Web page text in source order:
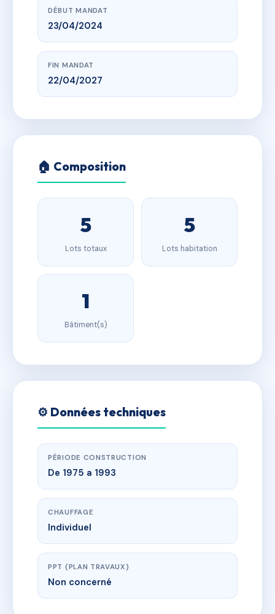
DÉBUT MANDAT
23/04/2024
FIN MANDAT
22/04/2027
🏠 Composition
5
Lots totaux
5
Lots habitation
1
Bâtiment(s)
⚙️ Données techniques
PÉRIODE CONSTRUCTION
De 1975 a 1993
CHAUFFAGE
Individuel
PPT (PLAN TRAVAUX)
Non concerné